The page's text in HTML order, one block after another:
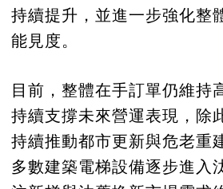
持續提升，並進一步強化整
能見度。
目前，整體在手訂單仍維持
持續支撐未來營運表現，除
持續推動都市更新與危老重
多數建築電梯設備逐步進入